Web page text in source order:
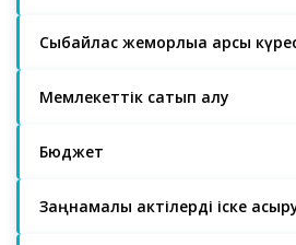
Сыбайлас жемқорлыққа қарсы
Мемлекеттік сатып алу
Бюджет
Заңнамалық актілерді іске